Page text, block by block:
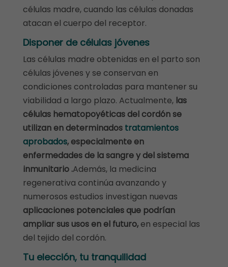
células madre, cuando las células donadas
atacan el cuerpo del receptor.
Disponer decélulas jóvenes
Las células madre obtenidas en el parto son
células jóvenes y se conservan en
condiciones controladas para mantener su
viabilidad a largo plazo. Actualmente, las
células hematopoyéticas del cordón se
utilizan en determinados tratamientos
aprobados, especialmente en
enfermedades de la sangre y del sistema
inmunitario .Además, la medicina
regenerativa continúa avanzando y
numerosos estudios investigan nuevas
aplicaciones potenciales que podrían
ampliar sus usos en el futuro, en especial las
del tejido del cordón.
Tu elección, tu tranquilidad